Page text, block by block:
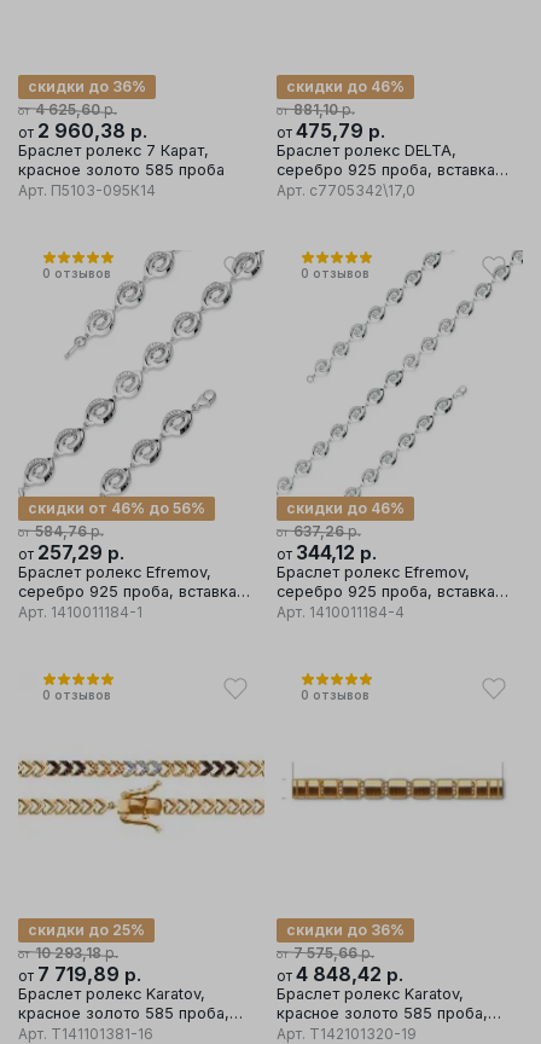
от 4 625,60р.
скидки до 36%
от 2 960,38 р.
Браслет ролекс 7 Карат,
красное золото 585 проба
Арт. П5103-095К14
от 881,10р.
скидки до 46%
от 475,79 р.
Браслет ролекс DELTA,
серебро 925 проба, вставка
фианит
Арт. с7705342\17,0
0 отзывов
от 584,76р.
скидки от 46% до 56%
от 257,29 р.
Браслет ролекс Efremov,
серебро 925 проба, вставка
фианит
Арт. 1410011184-1
0 отзывов
от 637,26р.
скидки до 46%
от 344,12 р.
Браслет ролекс Efremov,
серебро 925 проба, вставка
фианит
Арт. 1410011184-4
0 отзывов
от 10 293,18р.
скидки до 25%
от 7 719,89 р.
Браслет ролекс Karatov,
красное золото 585 проба,
вставка бриллиант
Арт. Т141101381-16
0 отзывов
от 7 575,66р.
скидки до 36%
от 4 848,42 р.
Браслет ролекс Karatov,
красное золото 585 проба,
вставка фианит
Арт. Т142101320-19